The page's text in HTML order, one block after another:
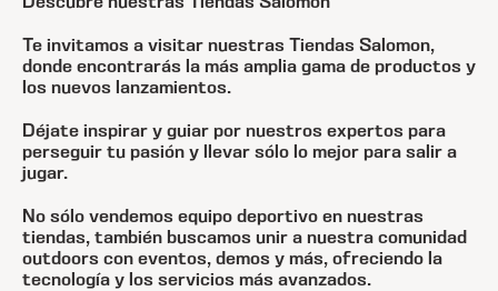
Te invitamos a visitar nuestras Tiendas Salomon,
donde encontrarás la más amplia gama de productos y
los nuevos lanzamientos.
Déjate inspirar y guiar por nuestros expertos para
perseguir tu pasión y llevar sólo lo mejor para salir a
jugar.
No sólo vendemos equipo deportivo en nuestras
tiendas, también buscamos unir a nuestra comunidad
outdoors con eventos, demos y más, ofreciendo la
tecnología y los servicios más avanzados.